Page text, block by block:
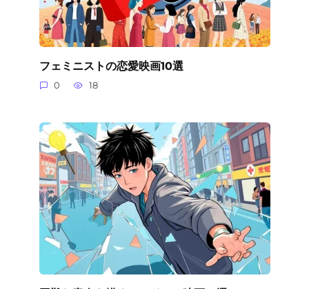
フェミニストの恋愛映画10選
0 18